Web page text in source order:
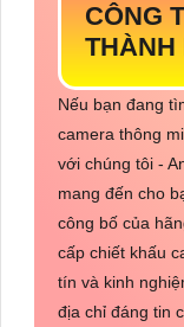
CÔNG
THÀNH
Nếu bạn đang
camera thông
với chúng tôi -
mang đến cho
công bố của
cấp chiết khấu
tín và kinh
địa chỉ đáng tin